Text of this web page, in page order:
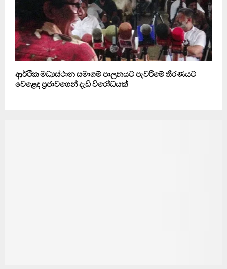
ආර්ථික මධ්‍යස්ථාන සමාගම් පාලනයට පැවරීමේ තීරණයට
වෙළෙඳ ප්‍රජාවගෙන් දැඩි විරෝධයක්